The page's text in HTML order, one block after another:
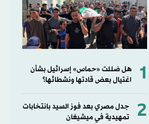
1
هل ضللت «حماس» إسرائيل بشأن
اغتيال بعض قادتها ونشطائها؟
2
جدل مصري بعد فوز السيد بانتخابات
تمهيدية في ميشيغان